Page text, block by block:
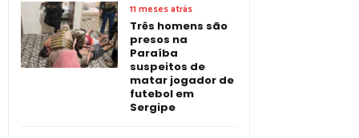
11 meses atrás
Três homens são
presos na
Paraíba
suspeitos de
matar jogador de
futebol em
Sergipe